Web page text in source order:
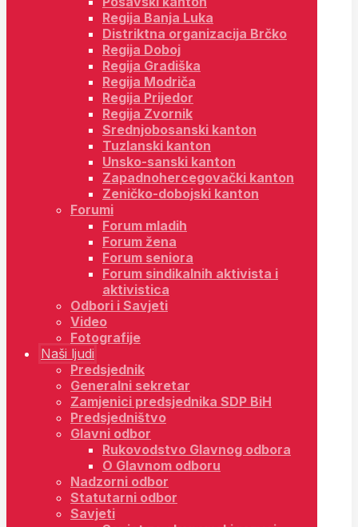
Regija Banja Luka
Distriktna organizacija Brčko
Regija Doboj
Regija Gradiška
Regija Modriča
Regija Prijedor
Regija Zvornik
Srednjobosanski kanton
Tuzlanski kanton
Unsko-sanski kanton
Zapadnohercegovački kanton
Zeničko-dobojski kanton
Forumi
Forum mladih
Forum žena
Forum seniora
Forum sindikalnih aktivista i
aktivistica
Odbori i Savjeti
Video
Fotografije
Naši ljudi
Predsjednik
Generalni sekretar
Zamjenici predsjednika SDP BiH
Predsjedništvo
Glavni odbor
Rukovodstvo Glavnog odbora
O Glavnom odboru
Nadzorni odbor
Statutarni odbor
Savjeti